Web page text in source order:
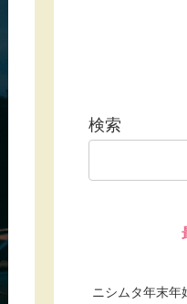
検索
ニシムタ年末年